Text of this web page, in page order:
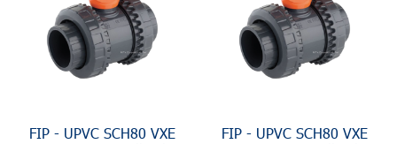
FIP - UPVC SCH80 VXE
FIP - UPVC SCH80 VXE